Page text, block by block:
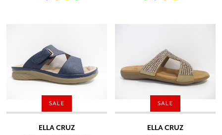
SALE
ELLA CRUZ
SALE
ELLA CRUZ